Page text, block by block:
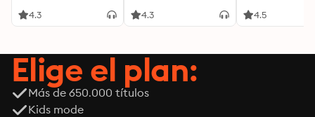
4.3 4.3 4.5
Elige el plan:
Más de 650.000 títulos
Kids mode